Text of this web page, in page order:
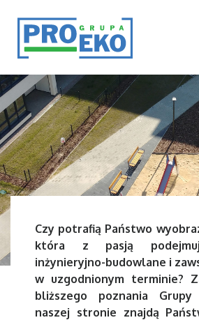
Czy potrafią Państwo
która z pasją
inżynieryjno-budowlane i
w uzgodnionym terminie?
bliższego poznania Grupy
naszej stronie znajdą